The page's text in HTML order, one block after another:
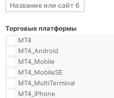
Торговые платформы
MT4
MT4_Android
MT4_Mobile
MT4_MobileSE
MT4_MultiTerminal
MT4_iPhone